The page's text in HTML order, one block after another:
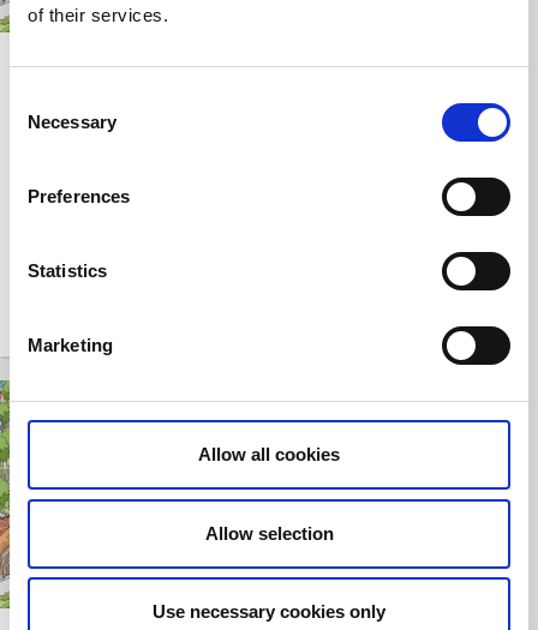
of their services.
Selection
Necessary
Preferences
Statistics
Marketing
Allow all cookies
Allow selection
Use necessary cookies only
Fråga 1 - Birger
Fråga 2 - Birger